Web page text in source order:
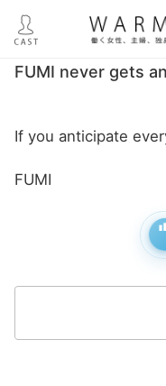
FUMI never gets
If you anticipate
FUMI